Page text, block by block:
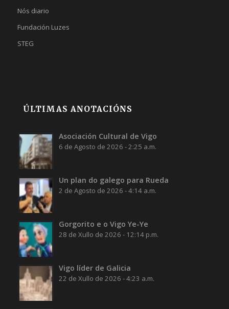
Nós diario
Fundación Luzes
STEG
ÚLTIMAS ANOTACIÓNS
Asociación Cultural de Vigo
6 de Agosto de 2026 - 2:25 a.m.
Un plan do galego para Rueda
2 de Agosto de 2026 - 4:14 a.m.
Gorgorito e o Vigo Ye-Ye
28 de Xullo de 2026 - 12:14 p.m.
Vigo líder de Galicia
22 de Xullo de 2026 - 4:23 a.m.